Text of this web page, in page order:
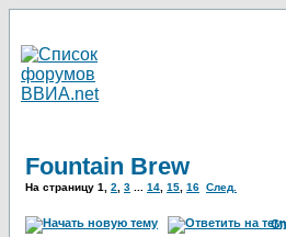
Fountain Brew
На страницу 1 2 3 14 15 16 След.